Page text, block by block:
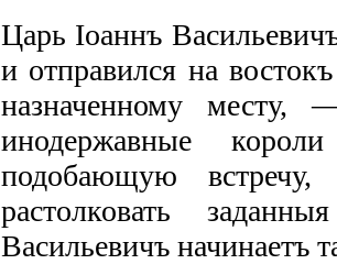
Царь Іоаннъ
и отправился на
назначенному
инодержавные
подобающую
растолковать
Васильевичъ начинаетъ